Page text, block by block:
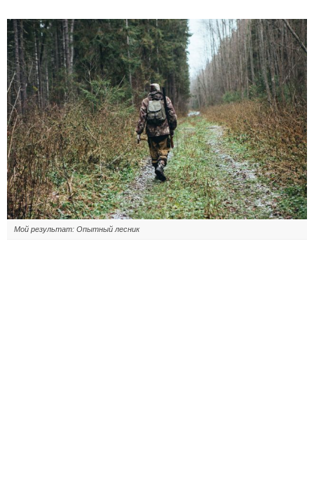
Мой результат: Опытный лесник